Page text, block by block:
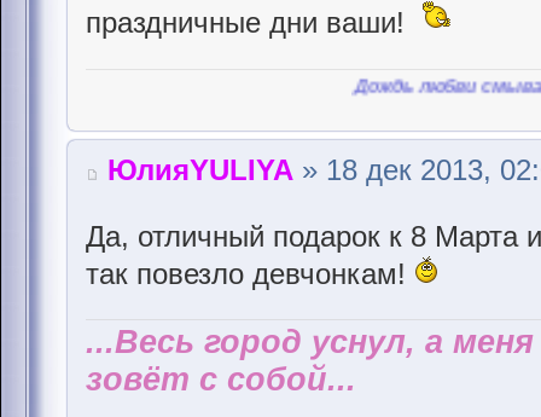
праздничные дни ваши!
Дождь любви смывает
ЮлияYULIYA » 18 дек 2013,
Да, отличный подарок к 8
так повезло девчонкам!
...Весь город уснул, а
зовёт с собой...